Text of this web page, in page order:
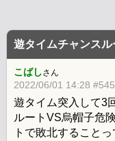
遊タイムチャンスル
こばしさん
2022/06/01 14:28
遊タイム突入して3
ルートVS烏帽子危
トで敗北すること